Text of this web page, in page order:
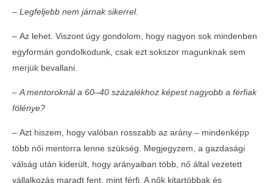
vállalkozók
2017-
2017-
– Legfeljebb nem járnak sikerrel.
– Az lehet. Viszont úgy gondolom, hogy nagyon sok mindenben
egyformán gondolkodunk, csak ezt sokszor magunknak sem
merjük bevallani.
– A mentoroknál a 60–40 százalékhoz képest nagyobb a férfiak
fölénye?
– Azt hiszem, hogy valóban rosszabb az arány – mindenképp
több női mentorra lenne szükség. Megjegyzem, a gazdasági
válság után kiderült, hogy arányaiban több, nő által vezetett
vállalkozás maradt fent, mint férfi. A nők kitartóbbak és